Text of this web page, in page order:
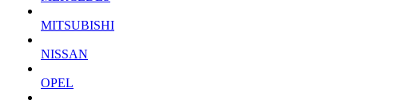
MITSUBISHI
NISSAN
OPEL